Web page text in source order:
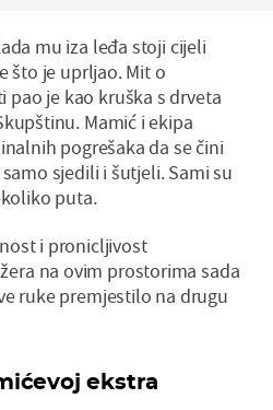
mu iza leđa stoji cijeli
što je uprljao. Mit o
pao je kao kruška s drveta
Mamić i ekipa
pogrešaka da se čini
sjedili i šutjeli. Sami su
puta.
i pronicljivost
na ovim prostorima sada
ruke premjestilo na drugu
ekstra